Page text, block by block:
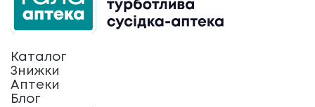
Каталог
Знижки
Аптеки
Блог